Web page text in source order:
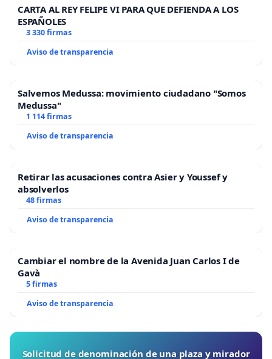
CARTA AL REY FELIPE VI PARA QUE DEFIENDA A LOS
ESPAÑOLES
3 330 firmas
Aviso de transparencia
Salvemos Medussa: movimiento ciudadano "Somos
Medussa"
1 114 firmas
Aviso de transparencia
Retirar las acusaciones contra Asier y Youssef y
absolverlos
48 firmas
Aviso de transparencia
Cambiar el nombre de la Avenida Juan Carlos I de
Gavà
5 firmas
Aviso de transparencia
Solicitud de denominación de una plaza y mirador